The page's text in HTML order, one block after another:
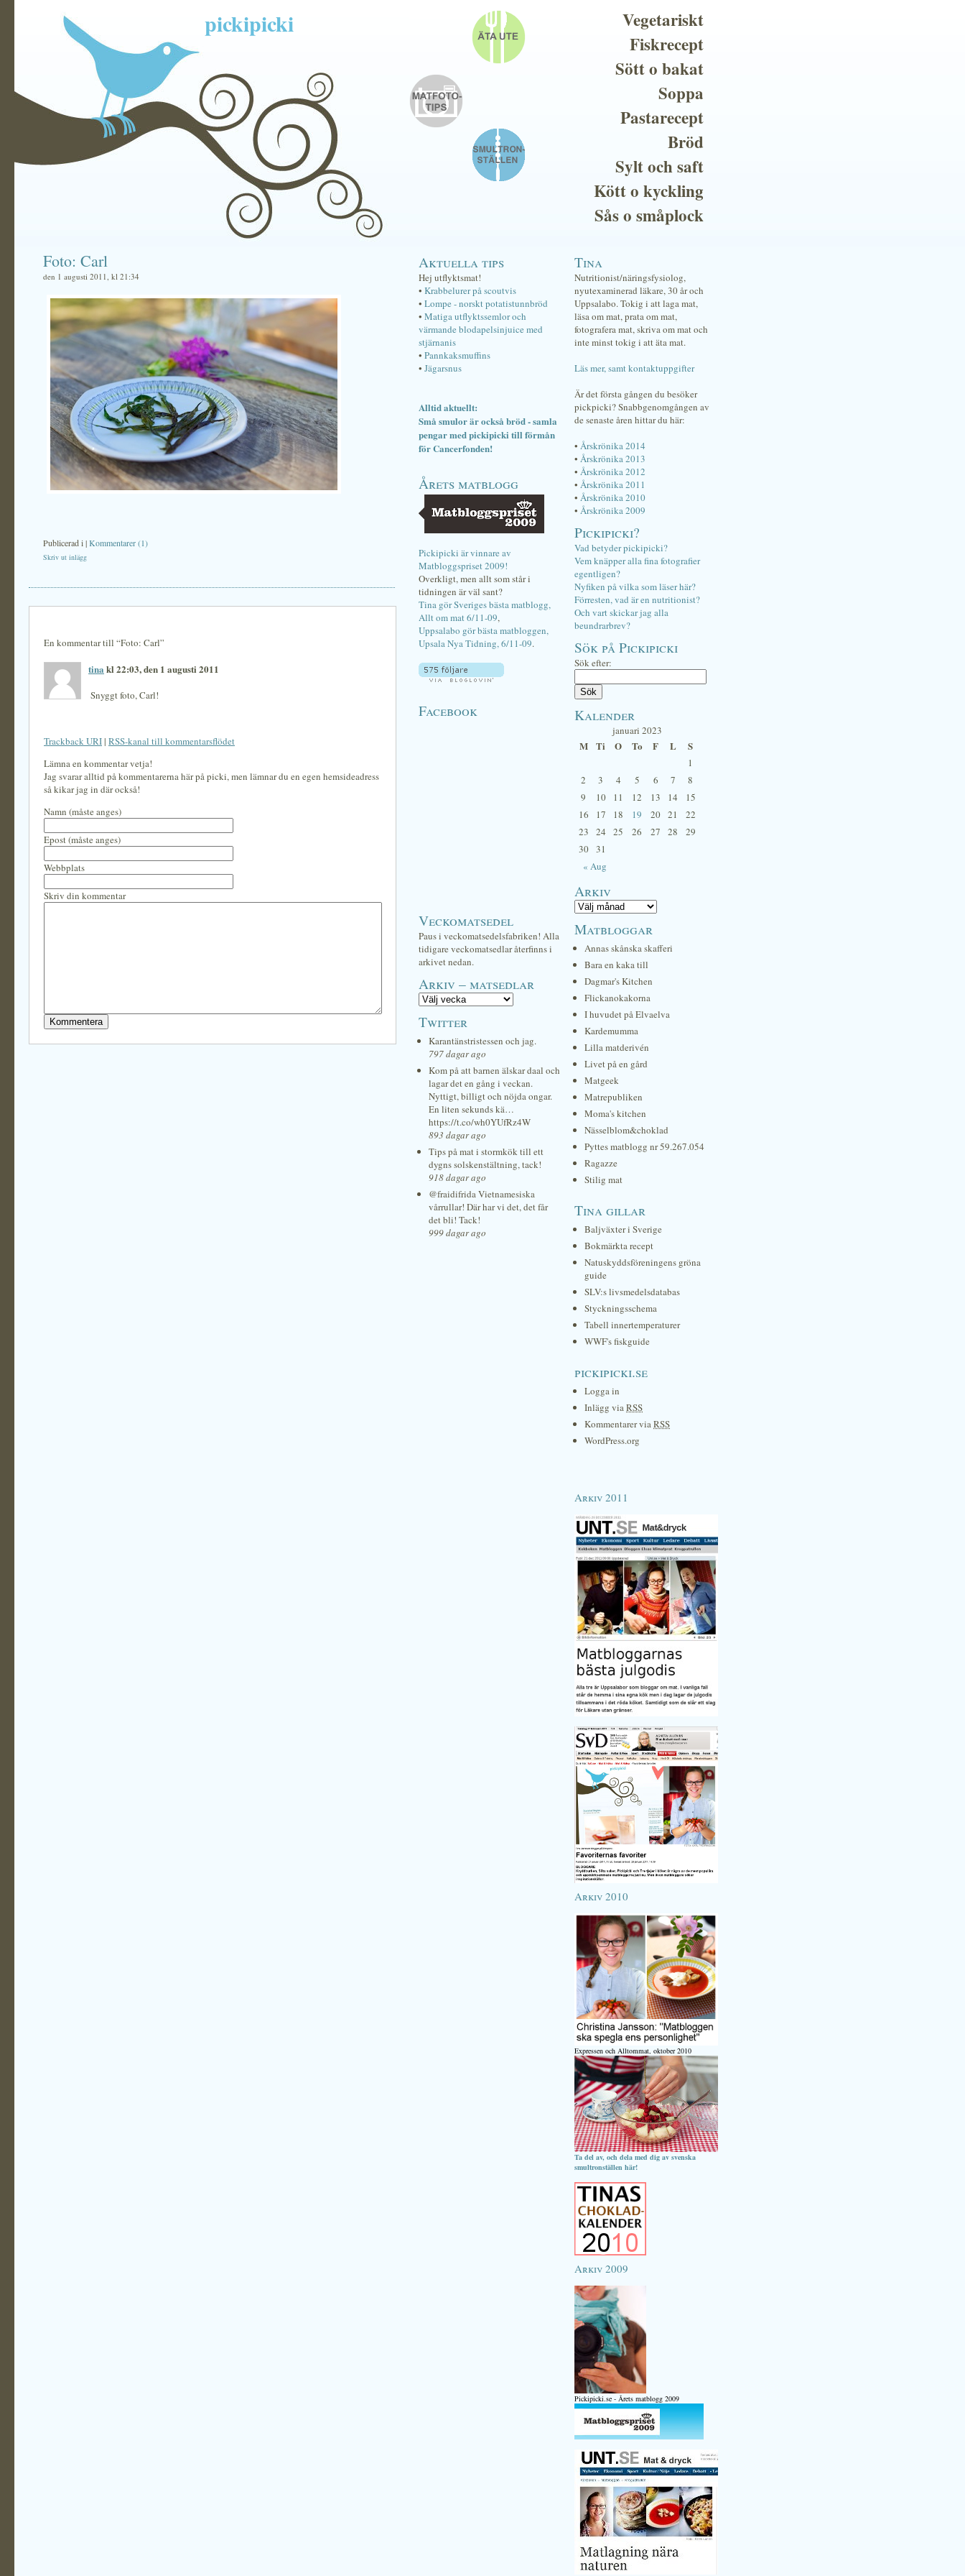
pickipicki
Vegetariskt
Fiskrecept
Sött o bakat
Soppa
Pastarecept
Bröd
Sylt och saft
Kött o kyckling
Sås o småplock
Foto: Carl
den 1 augusti 2011, kl 21:34
Publicerad i|Kommentarer (1)
Skriv ut inlägg
En kommentar till “Foto: Carl”
tina kl 22:03, den 1 augusti 2011
Snyggt foto, Carl!
Trackback URI| RSS-kanal till kommentarsflödet
Lämna en kommentar vetja!
Jag svarar alltid på kommentarerna här på picki, men lämnar du en egen hemsideadress
så kikar jag in där också!
Namn (måste anges)
Epost (måste anges)
Webbplats
Skriv din kommentar
Aktuella tips
Hej utflyktsmat!
• Krabbelurer på scoutvis
• Lompe - norskt potatistunnbröd
• Matiga utflyktssemlor och
värmande blodapelsinjuice med
stjärnanis
• Pannkaksmuffins
• Jägarsnus
Alltid aktuellt:
Små smulor är också bröd - samla
pengar med pickipicki till förmån
för Cancerfonden!
Årets matblogg
Pickipicki är vinnare av
Matbloggspriset 2009!
Overkligt, men allt som står i
tidningen är väl sant?
Tina gör Sveriges bästa matblogg,
Allt om mat 6/11-09,
Uppsalabo gör bästa matbloggen,
Upsala Nya Tidning, 6/11-09.
Facebook
Veckomatsedel
Paus i veckomatsedelsfabriken! Alla
tidigare veckomatsedlar återfinns i
arkivet nedan.
Arkiv – matsedlar
Twitter
Karantänstristessen och jag.
797 dagar ago
Kom på att barnen älskar daal och
lagar det en gång i veckan.
Nyttigt, billigt och nöjda ongar.
En liten sekunds kä…
https://t.co/wh0YUfRz4W
893 dagar ago
Tips på mat i stormkök till ett
dygns solskenstältning, tack!
918 dagar ago
@fraidifrida Vietnamesiska
vårrullar! Där har vi det, det får
det bli! Tack!
999 dagar ago
Tina
Nutritionist/näringsfysiolog,
nyutexaminerad läkare, 30 år och
Uppsalabo. Tokig i att laga mat,
läsa om mat, prata om mat,
fotografera mat, skriva om mat och
inte minst tokig i att äta mat.
Läs mer, samt kontaktuppgifter
Är det första gången du besöker
pickpicki? Snabbgenomgången av
de senaste åren hittar du här:
• Årskrönika 2014
• Årskrönika 2013
• Årskrönika 2012
• Årskrönika 2011
• Årskrönika 2010
• Årskrönika 2009
Pickipicki?
Vad betyder pickipicki?
Vem knäpper alla fina fotografier
egentligen?
Nyfiken på vilka som läser här?
Förresten, vad är en nutritionist?
Och vart skickar jag alla
beundrarbrev?
Sök på Pickipicki
Sök efter:
Kalender
januari 2023
M Ti O To F L S
« Aug
1
2
3 4 5 6 7
8
9
10 11 12 13 14
15
16
17 18 19 20 21
22
23
24 25 26 27 28
29
30 31
Arkiv
Matbloggar
Annas skånska skafferi
Bara en kaka till
Dagmar's Kitchen
Flickanokakorna
I huvudet på Elvaelva
Kardemumma
Lilla matderivén
Livet på en gård
Matgeek
Matrepubliken
Moma's kitchen
Nässelblom&choklad
Pyttes matblogg nr 59.267.054
Ragazze
Stilig mat
Tina gillar
Baljväxter i Sverige
Bokmärkta recept
Natuskyddsföreningens gröna
guide
SLV:s livsmedelsdatabas
Styckningsschema
Tabell innertemperaturer
WWF's fiskguide
pickipicki.se
Logga in
Inlägg viaRSS
Kommentarer viaRSS
WordPress.org
Arkiv 2011
Arkiv 2010
Expressen och Alltommat, oktober 2010
Ta del av, och dela med dig av svenska
smultronställen här!
Arkiv 2009
Pickipicki.se - Årets matblogg 2009